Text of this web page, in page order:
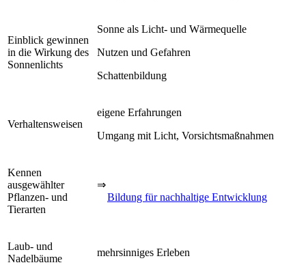
Einblick gewinnen
in die Wirkung des
Sonnenlichts
Sonne als Licht- und Wärmequelle
Nutzen und Gefahren
Schattenbildung
Verhaltensweisen
eigene Erfahrungen
Umgang mit Licht, Vorsichtsmaßnahmen
Kennen
ausgewählter
Pflanzen- und
Tierarten
⇒
Bildung für nachhaltige Entwicklung
Laub- und
Nadelbäume
mehrsinniges Erleben